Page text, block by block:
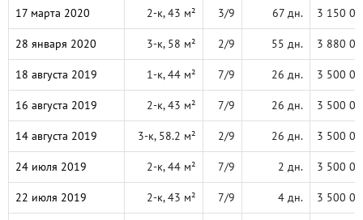
17 марта 2020 2-к, 43 м² 3/9 67 дн. 3 150
28 января 2020 3-к, 58 м² 2/9 55 дн. 3 880
18 августа 2019 1-к, 44 м² 7/9 26 дн. 3 500
16 августа 2019 2-к, 43 м² 7/9 26 дн. 3 500
14 августа 2019 3-к, 58.2 м² 2/9 26 дн. 3 500
24 июля 2019 2-к, 44 м² 7/9 2 дн. 3 500
22 июля 2019 2-к, 43 м² 7/9 4 дн. 3 500